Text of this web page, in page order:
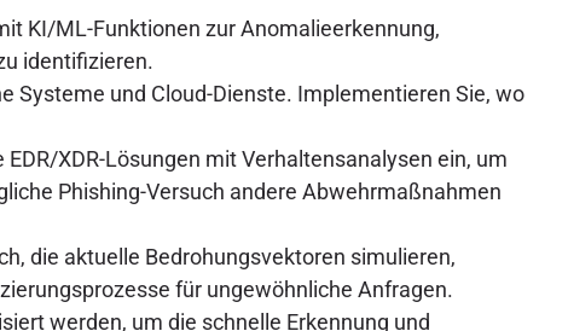
KI/ML-Funktionen zur Anomalieerkennung,
identifizieren.
Systeme und Cloud-Dienste. Implementieren Sie, wo
EDR/XDR-Lösungen mit Verhaltensanalysen ein, um
Phishing-Versuch andere Abwehrmaßnahmen
die aktuelle Bedrohungsvektoren simulieren,
für ungewöhnliche Anfragen.
werden, um die schnelle Erkennung und